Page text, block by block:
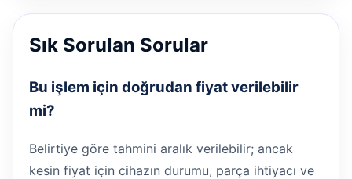
Sık Sorulan Sorular
Bu işlem için doğrudan fiyat verilebilir
mi?
Belirtiye göre tahmini aralık verilebilir; ancak
kesin fiyat için cihazın durumu, parça ihtiyacı ve